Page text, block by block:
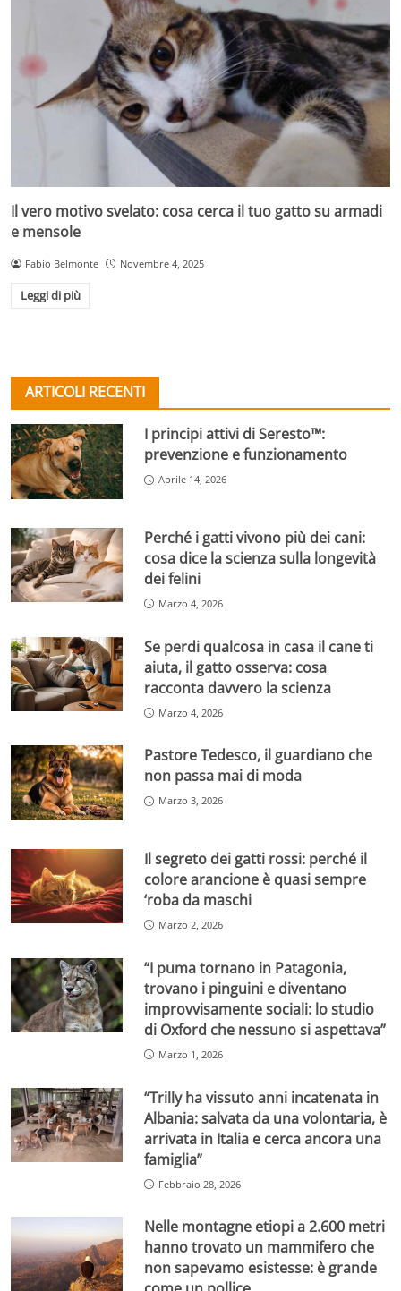
Il vero motivo svelato: cosa cerca il tuo gatto su armadi
e mensole
Fabio Belmonte Novembre 4, 2025
Leggi di più
ARTICOLI RECENTI
I principi attivi di Seresto™:
prevenzione e funzionamento
Aprile 14, 2026
Perché i gatti vivono più dei cani:
cosa dice la scienza sulla longevità
dei felini
Marzo 4, 2026
Se perdi qualcosa in casa il cane ti
aiuta, il gatto osserva: cosa
racconta davvero la scienza
Marzo 4, 2026
Pastore Tedesco, il guardiano che
non passa mai di moda
Marzo 3, 2026
Il segreto dei gatti rossi: perché il
colore arancione è quasi sempre
‘roba da maschi
Marzo 2, 2026
“I puma tornano in Patagonia,
trovano i pinguini e diventano
improvvisamente sociali: lo studio
di Oxford che nessuno si aspettava”
Marzo 1, 2026
“Trilly ha vissuto anni incatenata in
Albania: salvata da una volontaria, è
arrivata in Italia e cerca ancora una
famiglia”
Febbraio 28, 2026
Nelle montagne etiopi a 2.600 metri
hanno trovato un mammifero che
non sapevamo esistesse: è grande